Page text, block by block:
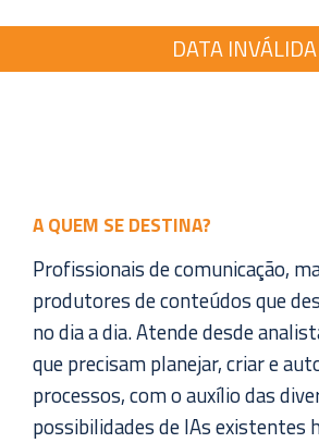
DATA INVÁLIDA
A QUEM SE DESTINA?
Profissionais de comunicação,
produtores de conteúdos que
no dia a dia. Atende desde
que precisam planejar, criar e
processos, com o auxílio das
possibilidades de IAs existentes